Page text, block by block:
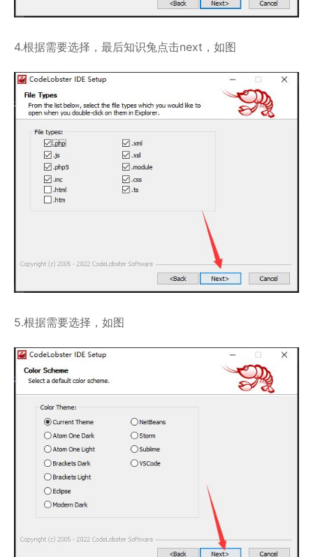
4.根据需要选择，最后知识兔点击next，如图
5.根据需要选择，如图